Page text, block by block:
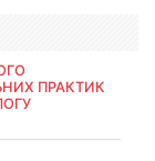
ПРАКТИК